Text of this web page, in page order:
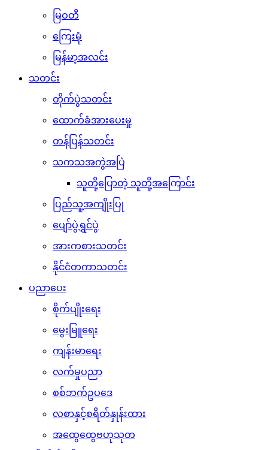
မြဝတီ
ကြေးမုံ
မြန်မာ့အလင်း
သတင်း
တိုက်ပွဲသတင်း
ထောက်ခံအားပေးမှု
တန်ပြန်သတင်း
သကသအကွဲအပြဲ
သူတို့ပြောတဲ့ သူတို့အကြောင်း
ပြည်သူ့အကျိုးပြု
ပျော်ပွဲရွှင်ပွဲ
အားကစားသတင်း
နိုင်ငံတကာသတင်း
ပညာပေး
စိုက်ပျိုးရေး
မွေးမြူရေး
ကျန်းမာရေး
လက်မှုပညာ
စစ်ဘက်ဥပဒေ
လစာနှင့်စရိတ်နှုန်းထား
အထွေထွေဗဟုသုတ